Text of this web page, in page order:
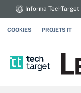
Informa TechTarget
COOKIES PROJETS IT